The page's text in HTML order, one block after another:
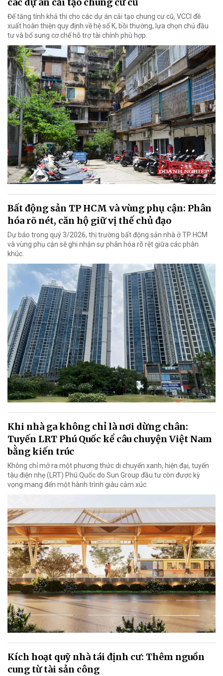
các dự án cải tạo chung cư cũ
Để tăng tính khả thi cho các dự án cải tạo chung cư cũ, VCCI đề
xuất hoàn thiện quy định về hệ số K, bồi thường, lựa chọn chủ đầu
tư và bổ sung cơ chế hỗ trợ tài chính phù hợp.
Bất động sản TP HCM và vùng phụ cận: Phân
hóa rõ nét, căn hộ giữ vị thế chủ đạo
Dự báo trong quý 3/2026, thị trường bất động sản nhà ở TP HCM
và vùng phụ cận sẽ ghi nhận sự phân hóa rõ rệt giữa các phân
khúc.
Khi nhà ga không chỉ là nơi dừng chân:
Tuyến LRT Phú Quốc kể câu chuyện Việt Nam
bằng kiến trúc
Không chỉ mở ra một phương thức di chuyển xanh, hiện đại, tuyến
tàu điện nhẹ (LRT) Phú Quốc do Sun Group đầu tư còn được kỳ
vọng mang đến một hành trình giàu cảm xúc.
Kích hoạt quỹ nhà tái định cư: Thêm nguồn
cung từ tài sản công